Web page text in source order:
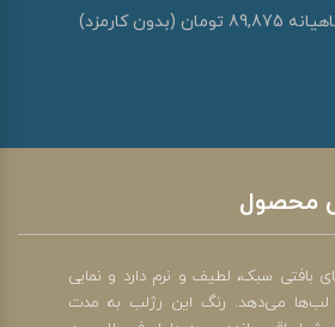
محصول
بافتی سبک، لطیف و نرم دارد و نمایی
می‌دهد. رنگ این رژلب به مدت